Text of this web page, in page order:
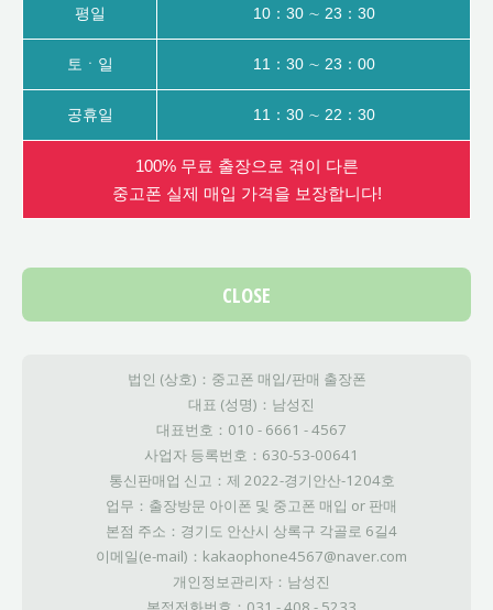
평일 10：30 ∼ 23：30
토ㆍ일 11：30 ∼ 23：00
공휴일 11：30 ∼ 22：30
100% 무료 출장으로 겪이 다른
중고폰 실제 매입 가격을 보장합니다!
CLOSE
법인 (상호)：중고폰 매입/판매 출장폰
대표 (성명)：남성진
대표번호：010 - 6661 - 4567
사업자 등록번호：630-53-00641
통신판매업 신고：제 2022-경기안산-1204호
업무：출장방문 아이폰 및 중고폰 매입 or 판매
본점 주소：경기도 안산시 상록구 각골로 6길4
이메일(e-mail)：kakaophone4567@naver.com
개인정보관리자：남성진